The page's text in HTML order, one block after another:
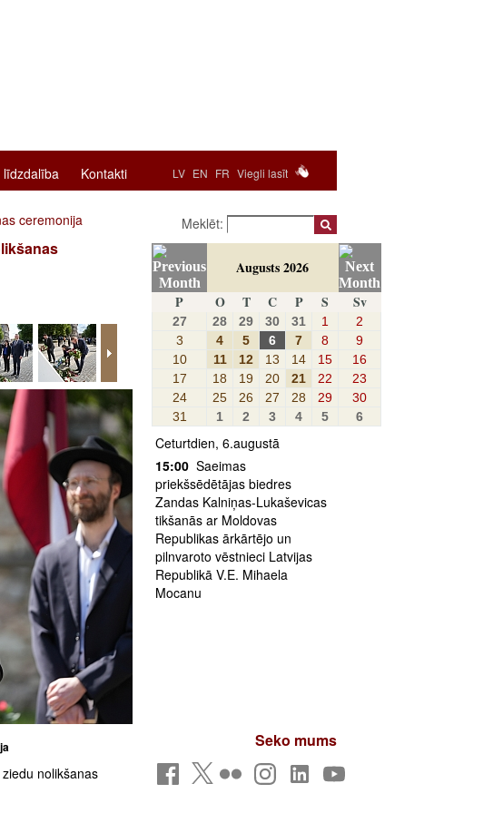
LV EN FR Viegli lasīt
līdzdalība Kontakti
ceremonija
nolikšanas
Meklēt:
Augusts 2026
P
O T C P S Sv
27 28 29 30 31 1
2
3
4 5 6 7 8
9
10
11 12 13 14 15
16
17
18 19 20 21 22
23
24
25 26 27 28 29
30
31
1 2 3 4 5 6
Ceturtdien, 6.augustā
15:00 Saeimas
priekšsēdētājas biedres
Zandas Kalniņas-Lukaševicas
tikšanās ar Moldovas
Republikas ārkārtējo un
pilnvaroto vēstnieci Latvijas
Republikā V.E. Mihaela
Mocanu
Seko mums